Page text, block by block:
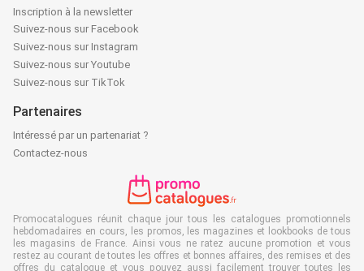
Inscription à la newsletter
Suivez-nous sur Facebook
Suivez-nous sur Instagram
Suivez-nous sur Youtube
Suivez-nous sur TikTok
Partenaires
Intéressé par un partenariat ?
Contactez-nous
Promocatalogues réunit chaque jour tous les catalogues promotionnels
hebdomadaires en cours, les promos, les magazines et lookbooks de tous
les magasins de France. Ainsi vous ne ratez aucune promotion et vous
restez au courant de toutes les offres et bonnes affaires, des remises et des
offres du catalogue et vous pouvez aussi facilement trouver toutes les